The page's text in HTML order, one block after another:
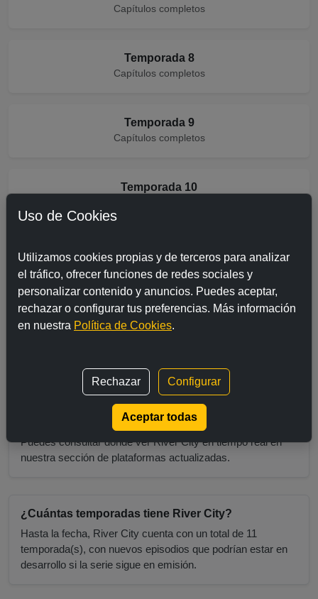
Capítulos completos
Temporada 8
Capítulos completos
Temporada 9
Capítulos completos
Temporada 10
📺 Última temporada
Capítulos completos
Preguntas frecuentes sobre River City
¿Dónde ver River City?
La serie River City está disponible en plataformas de
streaming como Netflix, HBO Max, Amazon Prime Video,
Disney+, Movistar Plus+ y otras, dependiendo del país.
Puedes consultar dónde ver River City en tiempo real en
nuestra sección de plataformas actualizadas.
¿Cuántas temporadas tiene River City?
Hasta la fecha, River City cuenta con un total de 11
temporada(s), con nuevos episodios que podrían estar en
desarrollo si la serie sigue en emisión.
Uso de Cookies
Utilizamos cookies propias y de terceros para analizar
el tráfico, ofrecer funciones de redes sociales y
personalizar contenido y anuncios. Puedes aceptar,
rechazar o configurar tus preferencias. Más información
en nuestra Política de Cookies.
Rechazar Configurar
Aceptar todas